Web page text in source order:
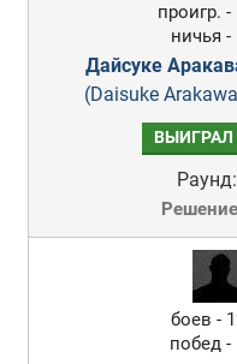
проигр. -
ничья -
Дайсуке
(Daisuke
ВЫИГРАЛ
боев -
побед -